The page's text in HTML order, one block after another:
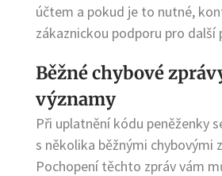
účtem a pokud je to nutné,
zákaznickou podporu pro další
Běžné chybové
významy
Při uplatnění kódu peněženky
s několika běžnými chybovými
Pochopení těchto zpráv vám